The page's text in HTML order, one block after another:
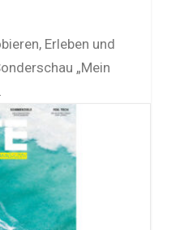
Erleben und
„Mein